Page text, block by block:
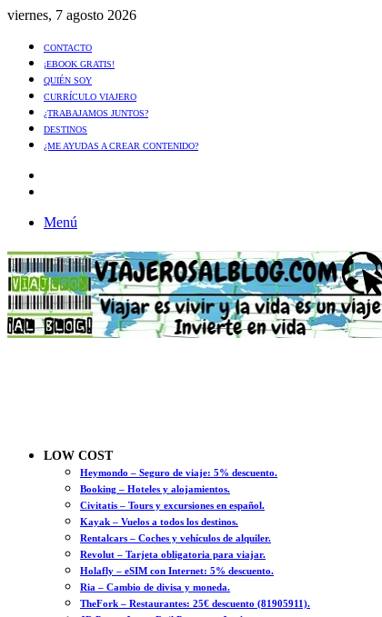
viernes, 7 agosto 2026
CONTACTO
¡EBOOK GRATIS!
QUIÉN SOY
CURRÍCULO VIAJERO
¿TRABAJAMOS JUNTOS?
DESTINOS
¿ME AYUDAS A CREAR CONTENIDO?
Menú
LOW COST
Heymondo – Seguro de viaje: 5% descuento.
Booking – Hoteles y alojamientos.
Civitatis – Tours y excursiones en español.
Kayak – Vuelos a todos los destinos.
Rentalcars – Coches y vehículos de alquiler.
Revolut – Tarjeta obligatoria para viajar.
Holafly – eSIM con Internet: 5% descuento.
Ria – Cambio de divisa y moneda.
TheFork – Restaurantes: 25€ descuento (81905911).